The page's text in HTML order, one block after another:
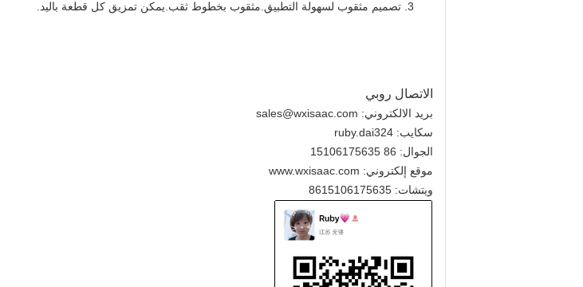
تصميم مثقوب لسهولة التطبيق.مثقوب بخطوط ثقب.يمكن تمزيق كل قطعة باليد.
الاتصال روبي
بريد الالكتروني: sales@wxisaac.com
سكايب: ruby.dai324
الجوال: 86 15106175635
موقع إلكتروني: www.wxisaac.com
ويتشات: 8615106175635